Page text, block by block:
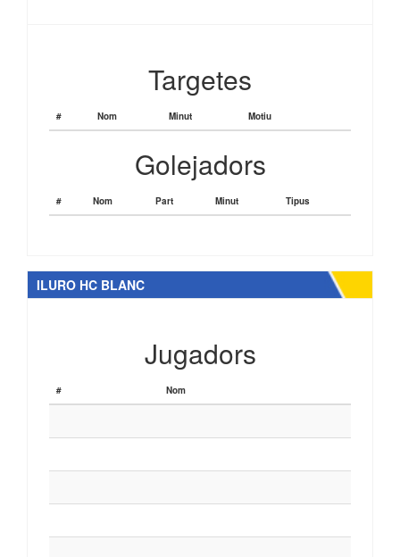
Targetes
# Nom Minut Motiu
Golejadors
# Nom Part Minut Tipus
ILURO HC BLANC
Jugadors
# Nom